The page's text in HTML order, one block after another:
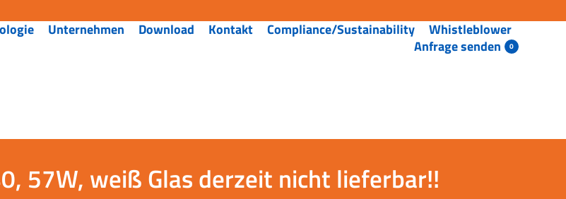
Unternehmen Download Kontakt Compliance/Sustainability
Whistleblower
Anfrage senden
57W, weiß Glas derzeit nicht lieferbar!!